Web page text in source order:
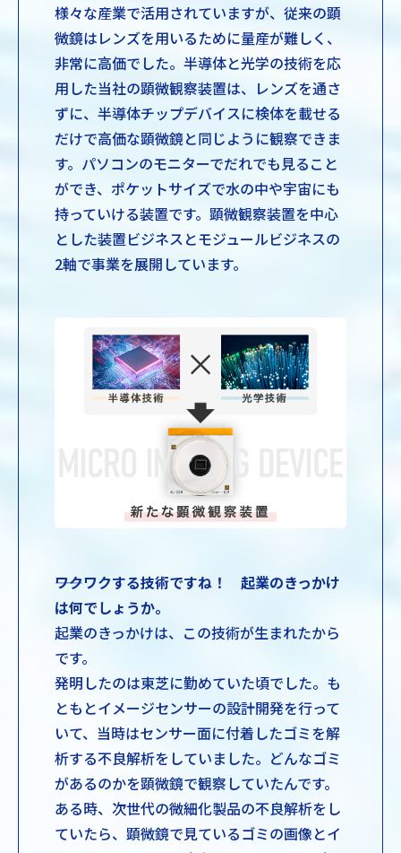
様々な産業で活用されていますが、従来の顕
微鏡はレンズを用いるために量産が難しく、
非常に高価でした。半導体と光学の技術を応
用した当社の顕微観察装置は、レンズを通さ
ずに、半導体チップデバイスに検体を載せる
だけで高価な顕微鏡と同じように観察できま
す。パソコンのモニターでだれでも見ること
ができ、ポケットサイズで水の中や宇宙にも
持っていける装置です。顕微観察装置を中心
とした装置ビジネスとモジュールビジネスの
2軸で事業を展開しています。
――ワクワクする技術ですね！ 起業のきっかけ
は何でしょうか。
起業のきっかけは、この技術が生まれたから
です。
発明したのは東芝に勤めていた頃でした。も
ともとイメージセンサーの設計開発を行って
いて、当時はセンサー面に付着したゴミを解
析する不良解析をしていました。どんなゴミ
があるのかを顕微鏡で観察していたんです。
ある時、次世代の微細化製品の不良解析をし
ていたら、顕微鏡で見ているゴミの画像とイ